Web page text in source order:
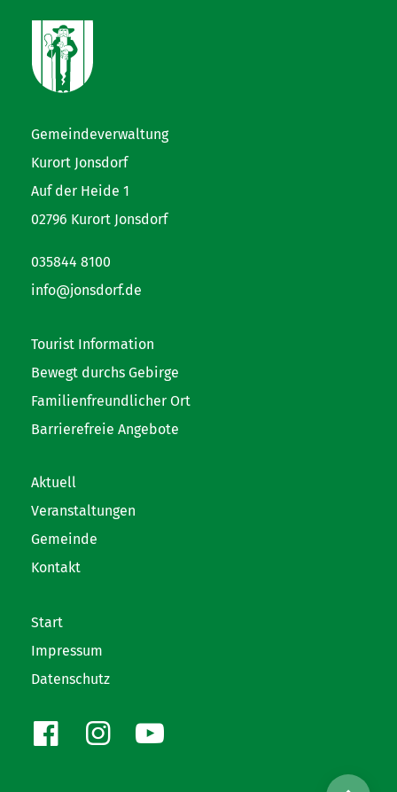
Gemeindeverwaltung
Kurort Jonsdorf
Auf der Heide 1
02796 Kurort Jonsdorf
035844 8100
info@jonsdorf.de
Tourist Information
Bewegt durchs Gebirge
Familienfreundlicher Ort
Barrierefreie Angebote
Aktuell
Veranstaltungen
Gemeinde
Kontakt
Start
Impressum
Datenschutz
FacebookInstagram